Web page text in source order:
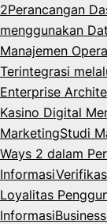
2Perancangan
menggunakan
Manajemen
Terintegrasi
Enterprise
Kasino Digital
MarketingStudi
Ways 2 dalam
Informasi
Loyalitas
Informasi